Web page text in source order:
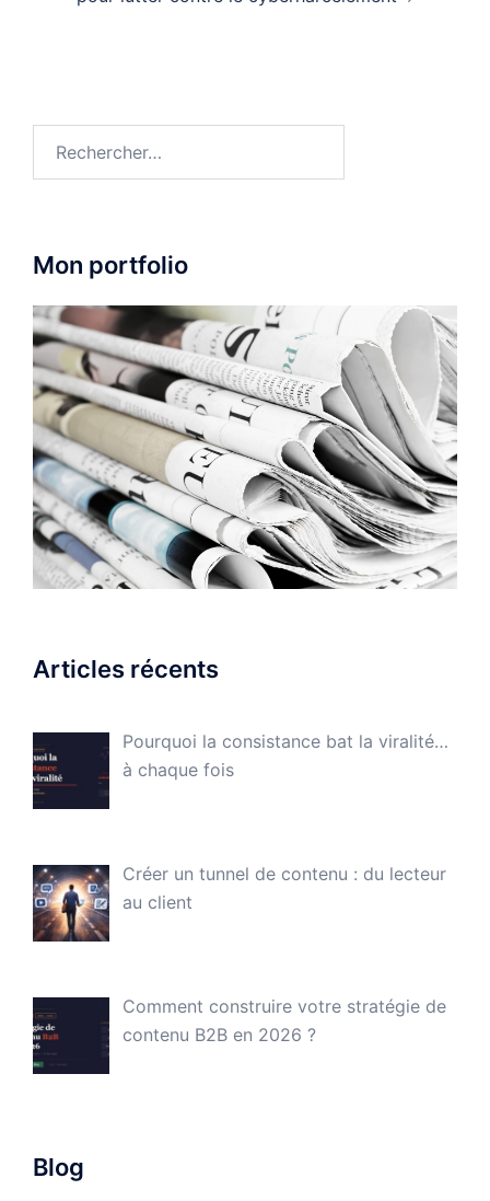
Mon portfolio
Articles récents
Pourquoi la consistance bat la viralité…
à chaque fois
Créer un tunnel de contenu : du lecteur
au client
Comment construire votre stratégie de
contenu B2B en 2026 ?
Blog